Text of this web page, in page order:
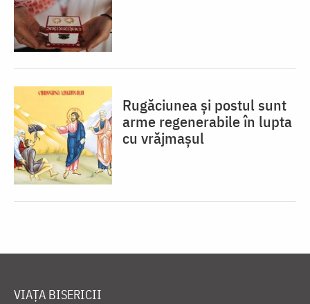
Rugăciunea și postul sunt
arme regenerabile în lupta
cu vrăjmașul
VIAȚA BISERICII